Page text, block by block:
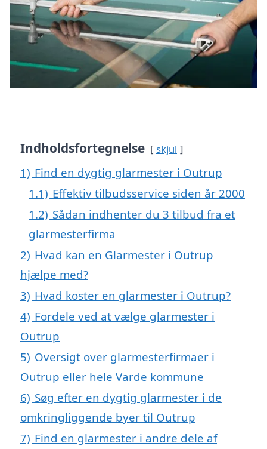
Indholdsfortegnelse skjul
1) Find en dygtig glarmester i Outrup
1.1) Effektiv tilbudsservice siden år 2000
1.2) Sådan indhenter du 3 tilbud fra et
glarmesterfirma
2) Hvad kan en Glarmester i Outrup
hjælpe med?
3) Hvad koster en glarmester i Outrup?
4) Fordele ved at vælge glarmester i
Outrup
5) Oversigt over glarmesterfirmaer i
Outrup eller hele Varde kommune
6) Søg efter en dygtig glarmester i de
omkringliggende byer til Outrup
7) Find en glarmester i andre dele af